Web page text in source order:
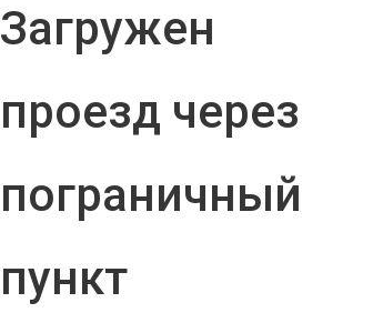
Загружен
проезд через
пограничный
пункт